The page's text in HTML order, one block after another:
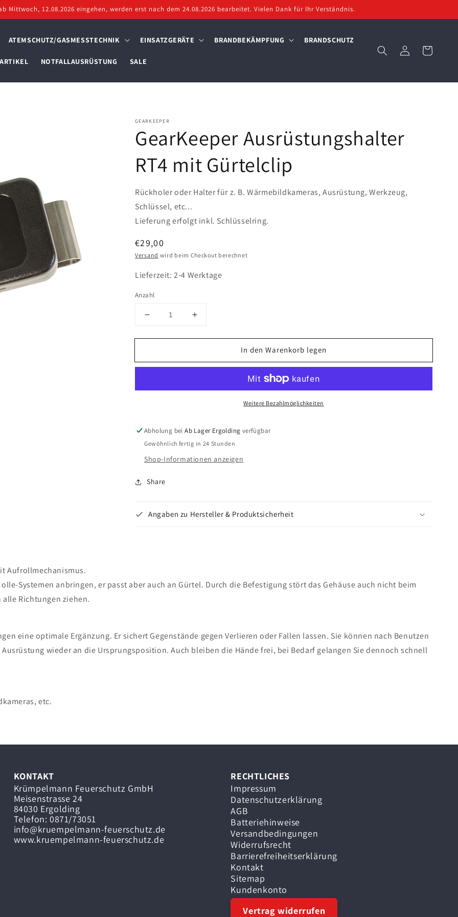
Mittwoch, 12.08.2026 eingehen, werden erst nach dem 24.08.2026 bearbeitet. Vielen Dank für Ihr Verständnis.
ATEMSCHUTZ/GASMESSTECHNIK EINSATZGERÄTE BRANDBEKÄMPFUNG BRANDSCHUTZ
NOTFALLAUSRÜSTUNG SALE
EinloggenWarenkorb
GEARKEEPER
GearKeeper Ausrüstungshalter
RT4 mit Gürtelclip
Rückholer oder Halter für z. B. Wärmebildkameras, Ausrüstung, Werkzeug,
Schlüssel, etc...
Lieferung erfolgt inkl. Schlüsselring.
Normaler
Preis
€29,00
Versand wird beim Checkout berechnet
Lieferzeit: 2-4 Werktage
Anzahl
Verringere
Menge
GearKeeper
Erhöhe
Menge
GearKeeper
In den Warenkorb legen
Weitere Bezahlmöglichkeiten
Abholung beiAb Lager Ergolding verfügbar
Gewöhnlich fertig in 24 Stunden
Shop-Informationen anzeigen
Share
Angaben zu Hersteller & Produktsicherheit
Aufrollmechanismus.
Systemen anbringen, er passt aber auch an Gürtel. Durch die Befestigung stört das Gehäuse auch nicht beim
Richtungen ziehen.
eine optimale Ergänzung. Er sichert Gegenstände gegen Verlieren oder Fallen lassen. Sie können nach Benutzen
wieder an die Ursprungsposition. Auch bleiben die Hände frei, bei Bedarf gelangen Sie dennoch schnell
etc.
KONTAKT
Krümpelmann Feuerschutz GmbH
Meisenstrasse 24
84030 Ergolding
Telefon: 0871/73051
info@kruempelmann-feuerschutz.de
www.kruempelmann-feuerschutz.de
RECHTLICHES
Impressum
Datenschutzerklärung
AGB
Batteriehinweise
Versandbedingungen
Widerrufsrecht
Barrierefreiheitserklärung
Kontakt
Sitemap
Kundenkonto
Vertrag widerrufen